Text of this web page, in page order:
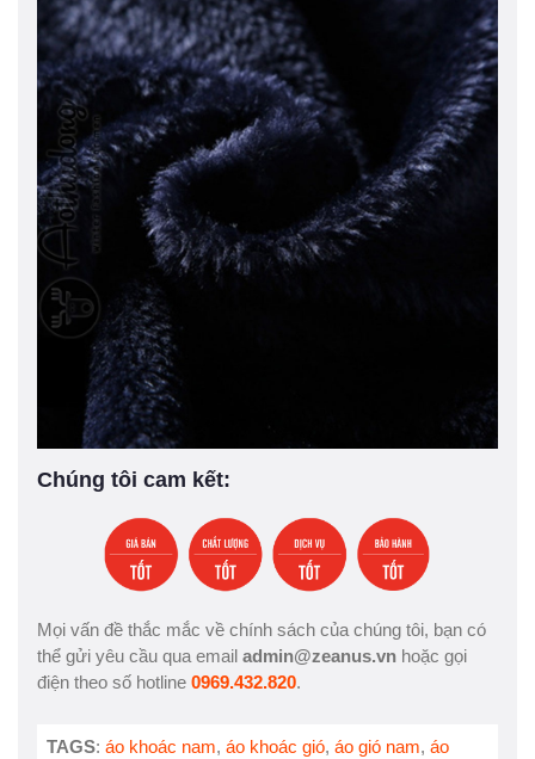
Chúng tôi cam kết:
Mọi vấn đề thắc mắc về chính sách của chúng tôi, bạn có
thể gửi yêu cầu qua email admin@zeanus.vn hoặc gọi
điện theo số hotline 0969.432.820.
TAGS: áo khoác nam, áo khoác gió, áo gió nam, áo